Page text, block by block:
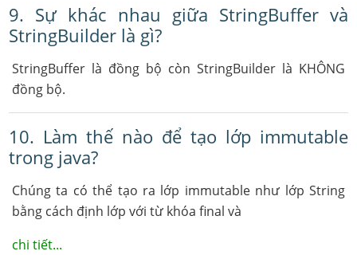
9. Sự khác nhau giữa StringBuffer và
StringBuilder là gì?
StringBuffer là đồng bộ còn StringBuilder là KHÔNG
đồng bộ.
10. Làm thế nào để tạo lớp immutable
trong java?
Chúng ta có thể tạo ra lớp immutable như lớp String
bằng cách định lớp với từ khóa final và
chi tiết...